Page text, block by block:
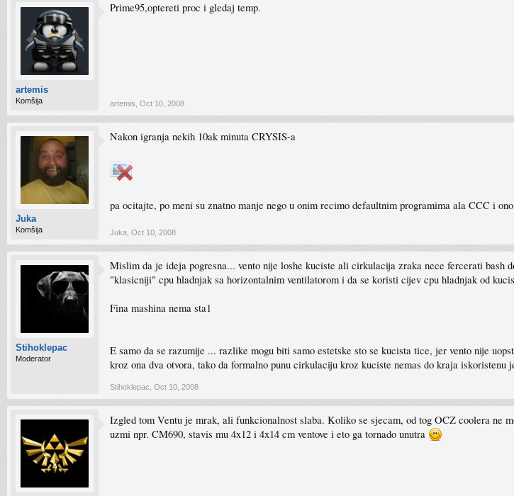
artemis
Komšija
Prime95,optereti proc i gledaj temp.
artemis Oct 10, 2008
Juka
Komšija
Nakon igranja nekih 10ak minuta CRYSIS-a
pa ocitajte, po meni su znatno manje nego u onim recimo defaultnim programima ala CCC i
Juka Oct 10, 2008
Stihoklepac
Moderator
Mislim da je ideja pogresna... vento nije loshe kuciste ali cirkulacija zraka nece fercerati
"klasicniji" cpu hladnjak sa horizontalnim ventilatorom i da se koristi cijev cpu hladnjak od
Fina mashina nema sta1
E samo da se razumije ... razlike mogu biti samo estetske sto se kucista tice, jer vento nije
kroz ona dva otvora, tako da formalno punu cirkulaciju kroz kuciste nemas do kraja
Stihoklepac Oct 10, 2008
Izgled tom Ventu je mrak, ali funkcionalnost slaba. Koliko se sjecam, od tog OCZ coolera ne
uzmi npr. CM690, stavis mu 4x12 i 4x14 cm ventove i eto ga tornado unutra